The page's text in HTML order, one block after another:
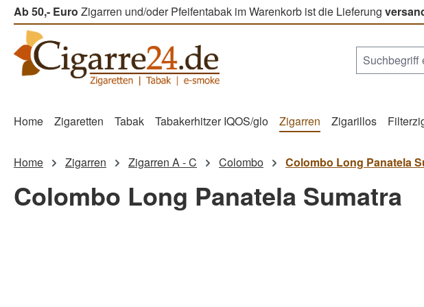
Hauptinhalt springen
Zur Suche springen
Zur Hauptnavigation springen
Ab 50,- Euro Zigarren und/oder Pfeifentabak im Warenkorb ist die Lieferung
Home Zigaretten Tabak Tabakerhitzer IQOS/glo Zigarren Zigarillos
Home Zigarren Zigarren A - C Colombo Colombo Long Panatela
Colombo Long Panatela Sumatra